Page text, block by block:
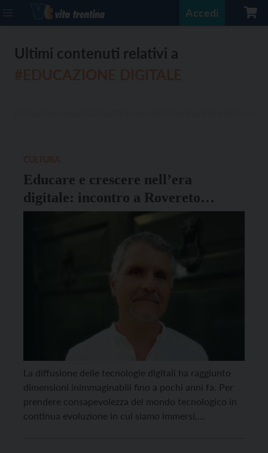
Accedi
Ultimi contenuti relativi a
Educare e crescere nell’era
digitale: incontro a Rovereto
dell’Associazione Rudolf Steiner
La diffusione delle tecnologie digitali ha raggiunto
dimensioni inimmaginabili fino a pochi anni fa. Per
prendere consapevolezza del mondo tecnologico in
continua evoluzione in cui siamo immersi,